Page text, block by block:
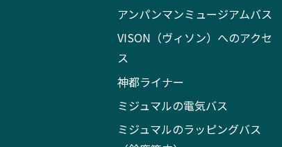
アンパンマンミュージアムバス
VISON（ヴィソン）へのアクセ
ス
神都ライナー
ミジュマルの電気バス
ミジュマルのラッピングバス